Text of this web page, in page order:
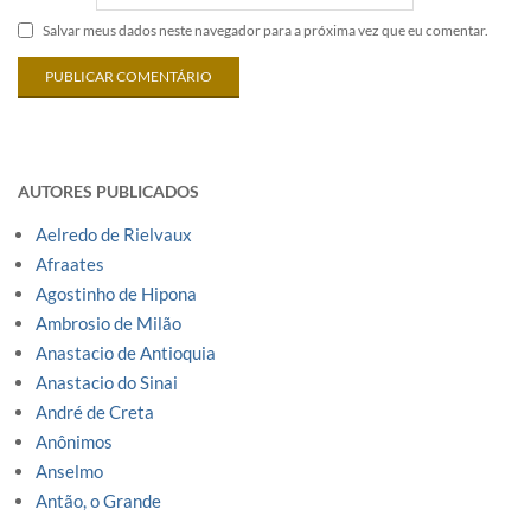
Salvar meus dados neste navegador para a próxima vez que eu comentar.
AUTORES PUBLICADOS
Aelredo de Rielvaux
Afraates
Agostinho de Hipona
Ambrosio de Milão
Anastacio de Antioquia
Anastacio do Sinai
André de Creta
Anônimos
Anselmo
Antão, o Grande